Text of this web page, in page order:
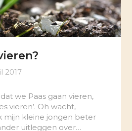
2017
we Paas gaan vieren,
vieren’. Oh wacht,
mijn kleine jongen beter
uitleggen over…